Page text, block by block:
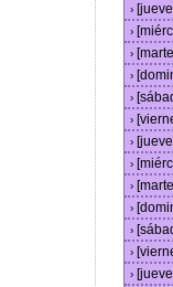
›
›
›
›
›
›
›
›
›
›
›
›
›